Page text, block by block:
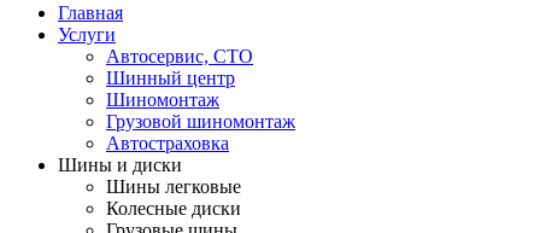
Главная
Услуги
Автосервис, СТО
Шинный центр
Шиномонтаж
Грузовой шиномонтаж
Автостраховка
Шины и диски
Шины легковые
Колесные диски